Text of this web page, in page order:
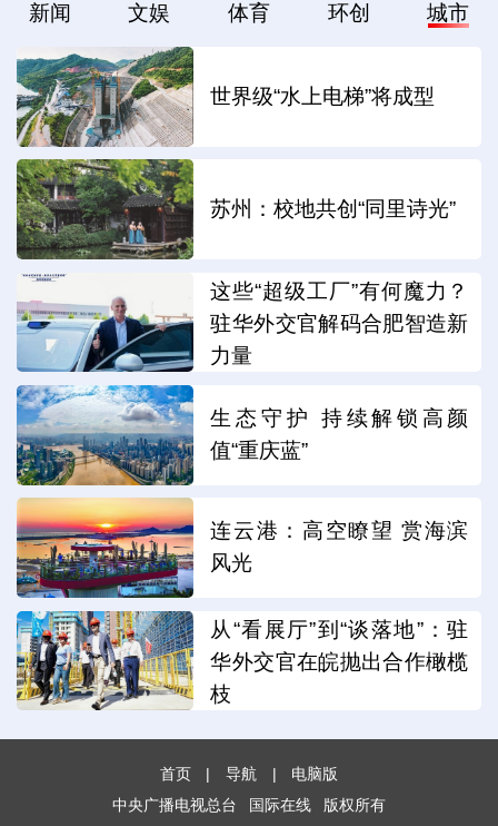
新闻 文娱 体育 环创 城市
世界级“水上电梯”将成型
苏州：校地共创“同里诗光”
这些“超级工厂”有何魔力？
驻华外交官解码合肥智造新
力量
生态守护 持续解锁高颜
值“重庆蓝”
连云港：高空瞭望 赏海滨
风光
从“看展厅”到“谈落地”：驻
华外交官在皖抛出合作橄榄
枝
首页 | 导航 |
电脑版
中央广播电视总台
国际在线 版权所有